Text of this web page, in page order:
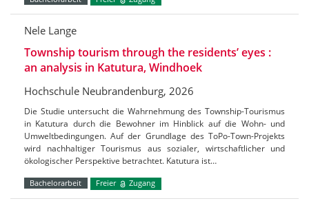
Nele Lange
Township tourism through the residents’ eyes :
an analysis in Katutura, Windhoek
Hochschule Neubrandenburg, 2026
Die Studie untersucht die Wahrnehmung des Township-Tourismus
in Katutura durch die Bewohner im Hinblick auf die Wohn- und
Umweltbedingungen. Auf der Grundlage des ToPo-Town-Projekts
wird nachhaltiger Tourismus aus sozialer, wirtschaftlicher und
ökologischer Perspektive betrachtet. Katutura ist…
Bachelorarbeit Freier Zugang